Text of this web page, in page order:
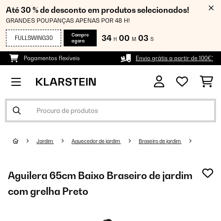
Até 30 % de desconto em produtos selecionados!
GRANDES POUPANÇAS APENAS POR 48 H!
FULLSWING30
Compre
agora
34 H 00 M 03 S
Pagamentos flexíveis Envio grátis a partir de 100€*
Jardim Aquecedor de jardim Braseiro de jardim
Aguilera 65cm Baixo Braseiro de jardim
com grelha Preto